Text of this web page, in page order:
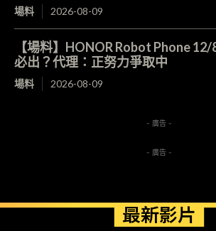
場料 2026-08-09
【場料】HONOR Robot Phone
必出？代理：正努力爭取中
場料 2026-08-09
- 廣告 -
- 廣告 -
最新影片